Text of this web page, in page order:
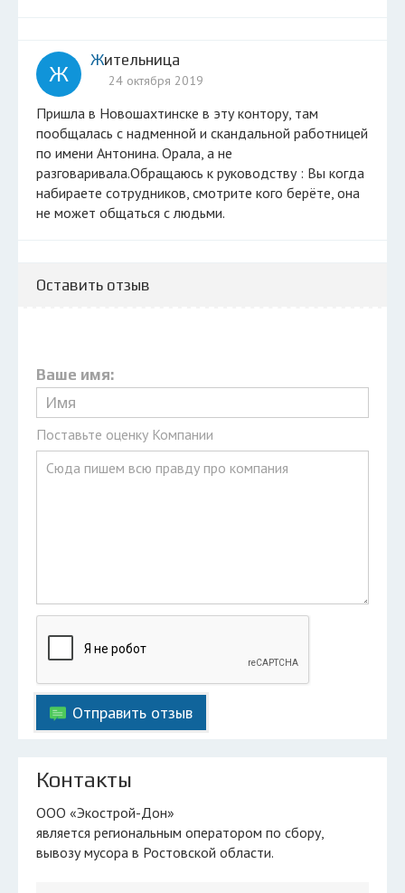
Ж
Жительница
24 октября 2019
Пришла в Новошахтинске в эту контору, там
пообщалась с надменной и скандальной работницей
по имени Антонина. Орала, а не
разговаривала.Обращаюсь к руководству : Вы когда
набираете сотрудников, смотрите кого берёте, она
не может общаться с людьми.
Оставить отзыв
Ваше имя:
Поставьте оценку Компании
Отправить отзыв
Контакты
ООО «Экострой-Дон»
является региональным оператором по сбору,
вывозу мусора в Ростовской области.